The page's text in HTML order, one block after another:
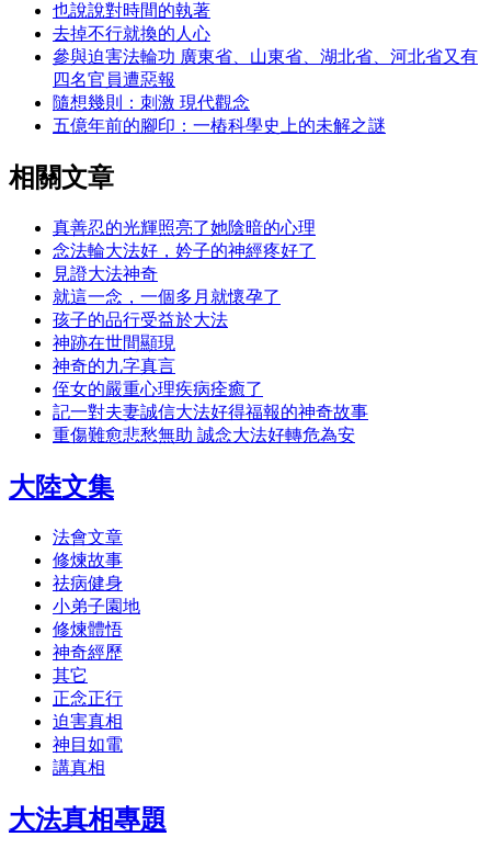
也說說對時間的執著
去掉不行就換的人心
參與迫害法輪功 廣東省、山東省、湖北省、河北省又有
四名官員遭惡報
隨想幾則：刺激 現代觀念
五億年前的腳印：一樁科學史上的未解之謎
相關文章
真善忍的光輝照亮了她陰暗的心理
念法輪大法好，妗子的神經疼好了
見證大法神奇
就這一念，一個多月就懷孕了
孩子的品行受益於大法
神跡在世間顯現
神奇的九字真言
侄女的嚴重心理疾病痊癒了
記一對夫妻誠信大法好得福報的神奇故事
重傷難愈悲愁無助 誠念大法好轉危為安
大陸文集
法會文章
修煉故事
祛病健身
小弟子園地
修煉體悟
神奇經歷
其它
正念正行
迫害真相
神目如電
講真相
大法真相專題